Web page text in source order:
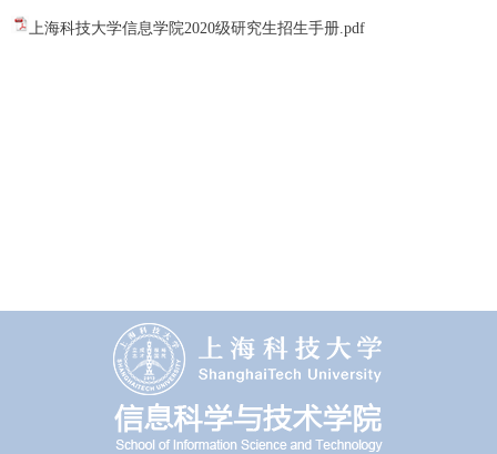
上海科技大学信息学院2020级研究生招生手册.pdf